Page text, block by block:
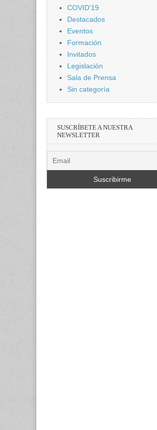
COVID'19
Destacados
Eventos
Formación
Invitados
Legislación
Sala de Prensa
Sin categoría
SUSCRÍBETE A NUESTRA
NEWSLETTER